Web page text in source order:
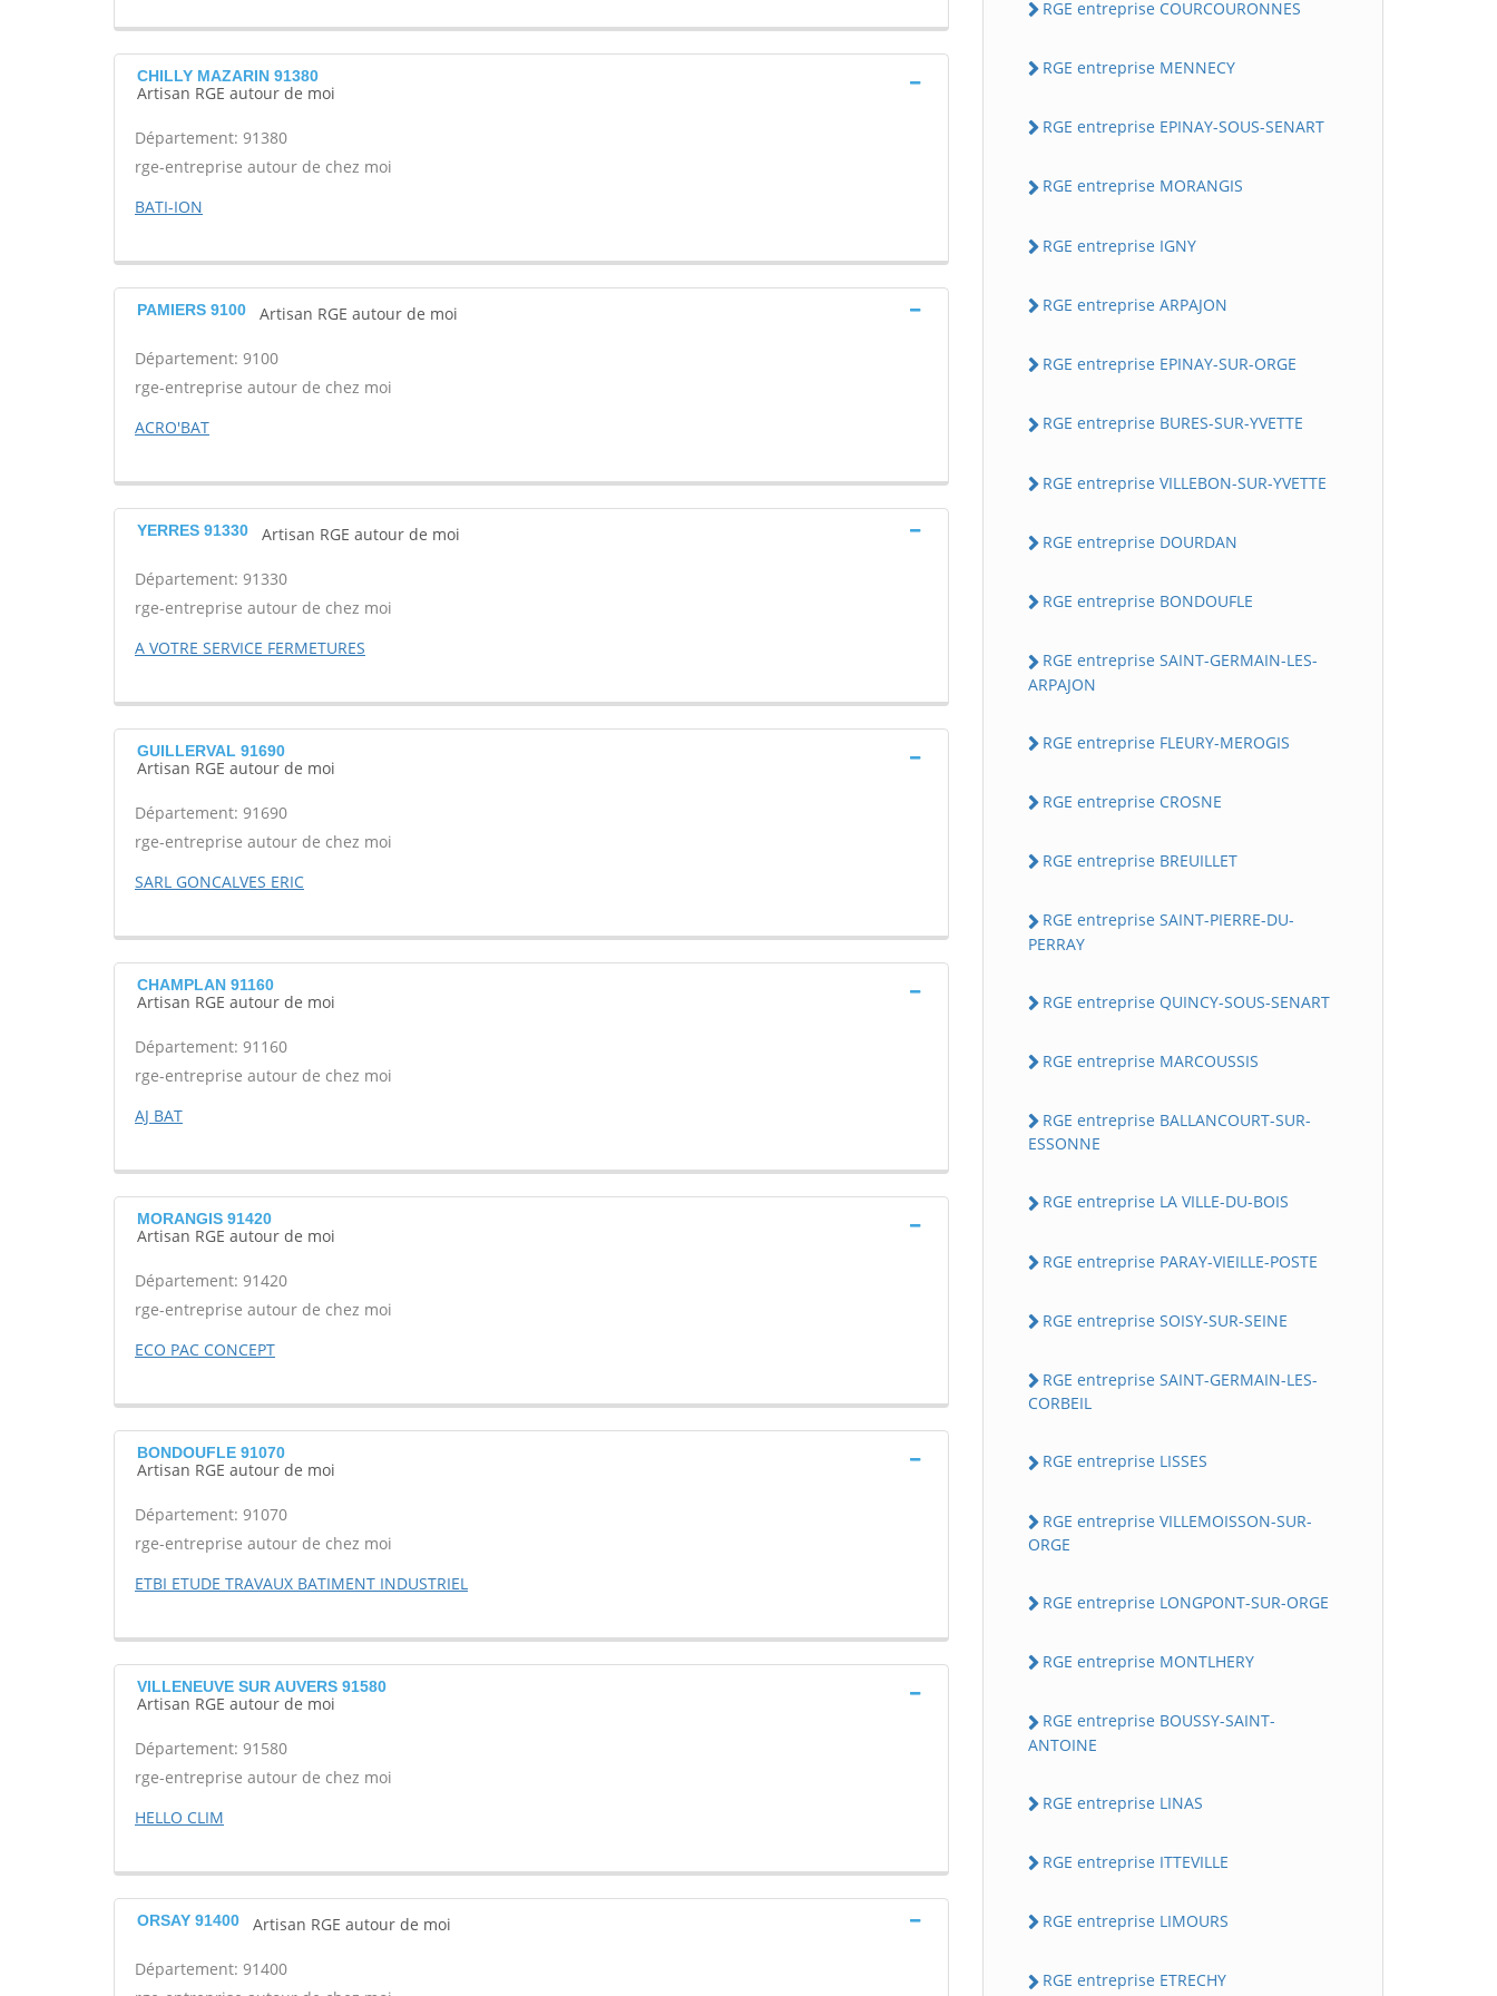
CHILLY MAZARIN 91380
Artisan RGE autour de moi
Département: 91380
rge-entreprise autour de chez moi
BATI-ION
PAMIERS 9100 Artisan RGE autour de moi
Département: 9100
rge-entreprise autour de chez moi
ACRO'BAT
YERRES 91330 Artisan RGE autour de moi
Département: 91330
rge-entreprise autour de chez moi
A VOTRE SERVICE FERMETURES
GUILLERVAL 91690
Artisan RGE autour de moi
Département: 91690
rge-entreprise autour de chez moi
SARL GONCALVES ERIC
CHAMPLAN 91160
Artisan RGE autour de moi
Département: 91160
rge-entreprise autour de chez moi
AJ BAT
MORANGIS 91420
Artisan RGE autour de moi
Département: 91420
rge-entreprise autour de chez moi
ECO PAC CONCEPT
BONDOUFLE 91070
Artisan RGE autour de moi
Département: 91070
rge-entreprise autour de chez moi
ETBI ETUDE TRAVAUX BATIMENT INDUSTRIEL
VILLENEUVE SUR AUVERS 91580
Artisan RGE autour de moi
Département: 91580
rge-entreprise autour de chez moi
HELLO CLIM
ORSAY 91400 Artisan RGE autour de moi
Département: 91400
RGE entreprise COURCOURONNES
RGE entreprise MENNECY
RGE entreprise EPINAY-SOUS-SENART
RGE entreprise MORANGIS
RGE entreprise IGNY
RGE entreprise ARPAJON
RGE entreprise EPINAY-SUR-ORGE
RGE entreprise BURES-SUR-YVETTE
RGE entreprise VILLEBON-SUR-YVETTE
RGE entreprise DOURDAN
RGE entreprise BONDOUFLE
RGE entreprise SAINT-GERMAIN-LES-
ARPAJON
RGE entreprise FLEURY-MEROGIS
RGE entreprise CROSNE
RGE entreprise BREUILLET
RGE entreprise SAINT-PIERRE-DU-
PERRAY
RGE entreprise QUINCY-SOUS-SENART
RGE entreprise MARCOUSSIS
RGE entreprise BALLANCOURT-SUR-
ESSONNE
RGE entreprise LA VILLE-DU-BOIS
RGE entreprise PARAY-VIEILLE-POSTE
RGE entreprise SOISY-SUR-SEINE
RGE entreprise SAINT-GERMAIN-LES-
CORBEIL
RGE entreprise LISSES
RGE entreprise VILLEMOISSON-SUR-
ORGE
RGE entreprise LONGPONT-SUR-ORGE
RGE entreprise MONTLHERY
RGE entreprise BOUSSY-SAINT-
ANTOINE
RGE entreprise LINAS
RGE entreprise ITTEVILLE
RGE entreprise LIMOURS
RGE entreprise ETRECHY